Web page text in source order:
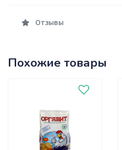
Отзывы
Похожие товары